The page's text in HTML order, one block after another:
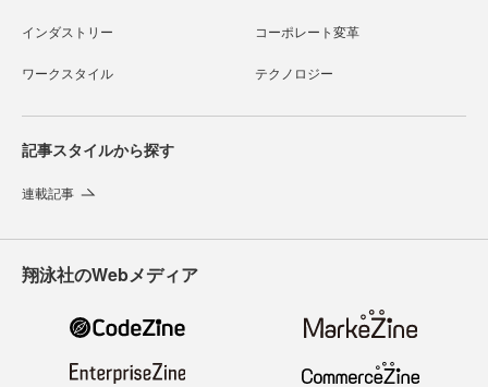
インダストリー コーポレート変革
ワークスタイル テクノロジー
記事スタイルから探す
連載記事
翔泳社のWebメディア